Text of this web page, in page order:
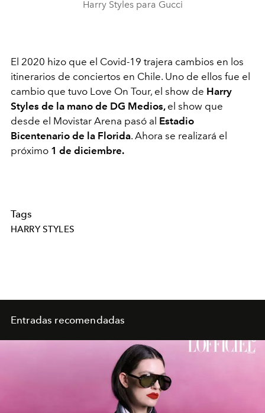
Harry Styles para Gucci
El 2020 hizo que el Covid-19 trajera cambios en los
itinerarios de conciertos en Chile. Uno de ellos fue el
cambio que tuvo Love On Tour, el show de Harry
Styles de la mano de DG Medios, el show que
desde el Movistar Arena pasó al Estadio
Bicentenario de la Florida. Ahora se realizará el
próximo 1 de diciembre.
Tags
HARRY STYLES
Entradas recomendadas